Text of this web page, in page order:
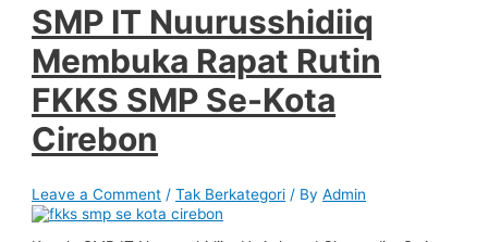
SMP IT Nuurusshidiiq
Membuka Rapat Rutin
FKKS SMP Se-Kota
Cirebon
Leave a Comment /Tak Berkategori / ByAdmin